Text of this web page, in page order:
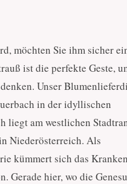
möchten Sie ihm sicher
ist die perfekte Geste,
Unser
in der idyllischen
liegt am westlichen
Niederösterreich. Als
kümmert sich das
Gerade hier, wo die